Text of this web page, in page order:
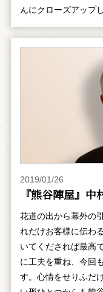
んにクローズアップ
2019/01/26
『熊谷陣屋』中
花道の出から幕外の
れだけお客様に伝わ
いてくだされば最高
に工夫を重ね、今回
す。心情をせりふだ